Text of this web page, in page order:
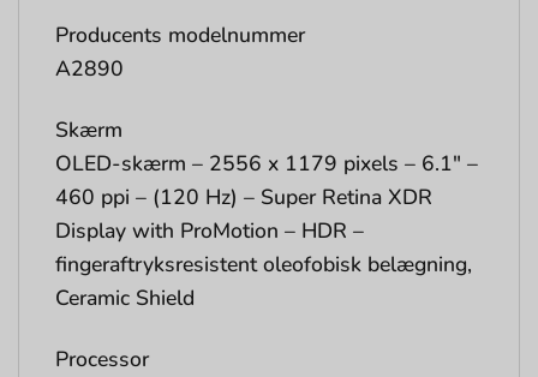
Producents modelnummer
A2890
Skærm
OLED-skærm – 2556 x 1179 pixels – 6.1″ –
460 ppi – (120 Hz) – Super Retina XDR
Display with ProMotion – HDR –
fingeraftryksresistent oleofobisk belægning,
Ceramic Shield
Processor